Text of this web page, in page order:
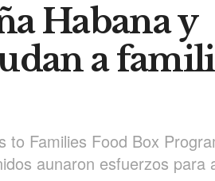
Habana y
a
to Families Food Box
aunaron esfuerzos para